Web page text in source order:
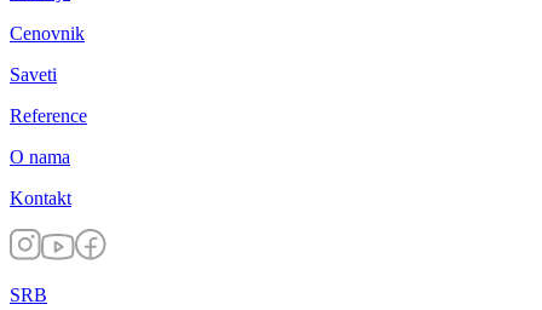
Cenovnik
Saveti
Reference
O nama
Kontakt
SRB